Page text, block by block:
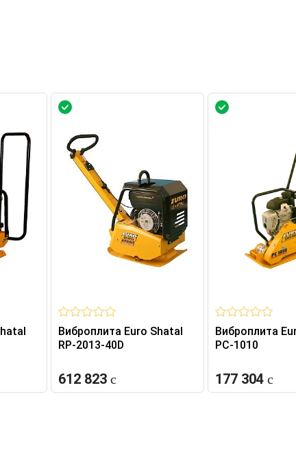
Виброплита Euro Shatal
RP-2013-40D
612 823
Виброплита
РС-1010
177 304